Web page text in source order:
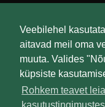
Veebilehel
aitavad meil oma
muuta. Valides
küpsiste
Rohkem teavet